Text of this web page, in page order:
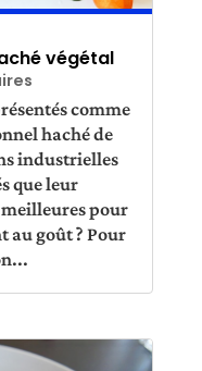
végétal
comme
haché de
industrielles
que leur
meilleures pour
au goût ? Pour